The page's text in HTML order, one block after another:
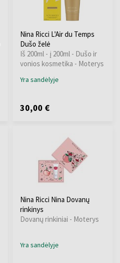
Nina Ricci L'Air du Temps
Dušo želė
Iš 200ml - į 200ml - Dušo ir
vonios kosmetika - Moterys
Yra sandėlyje
30,00 €
Nina Ricci Nina Dovanų
rinkinys
Dovanų rinkiniai - Moterys
Yra sandėlyje